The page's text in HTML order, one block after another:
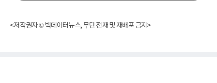
<저작권자 © 빅데이터뉴스, 무단 전재 및 재배포 금지>